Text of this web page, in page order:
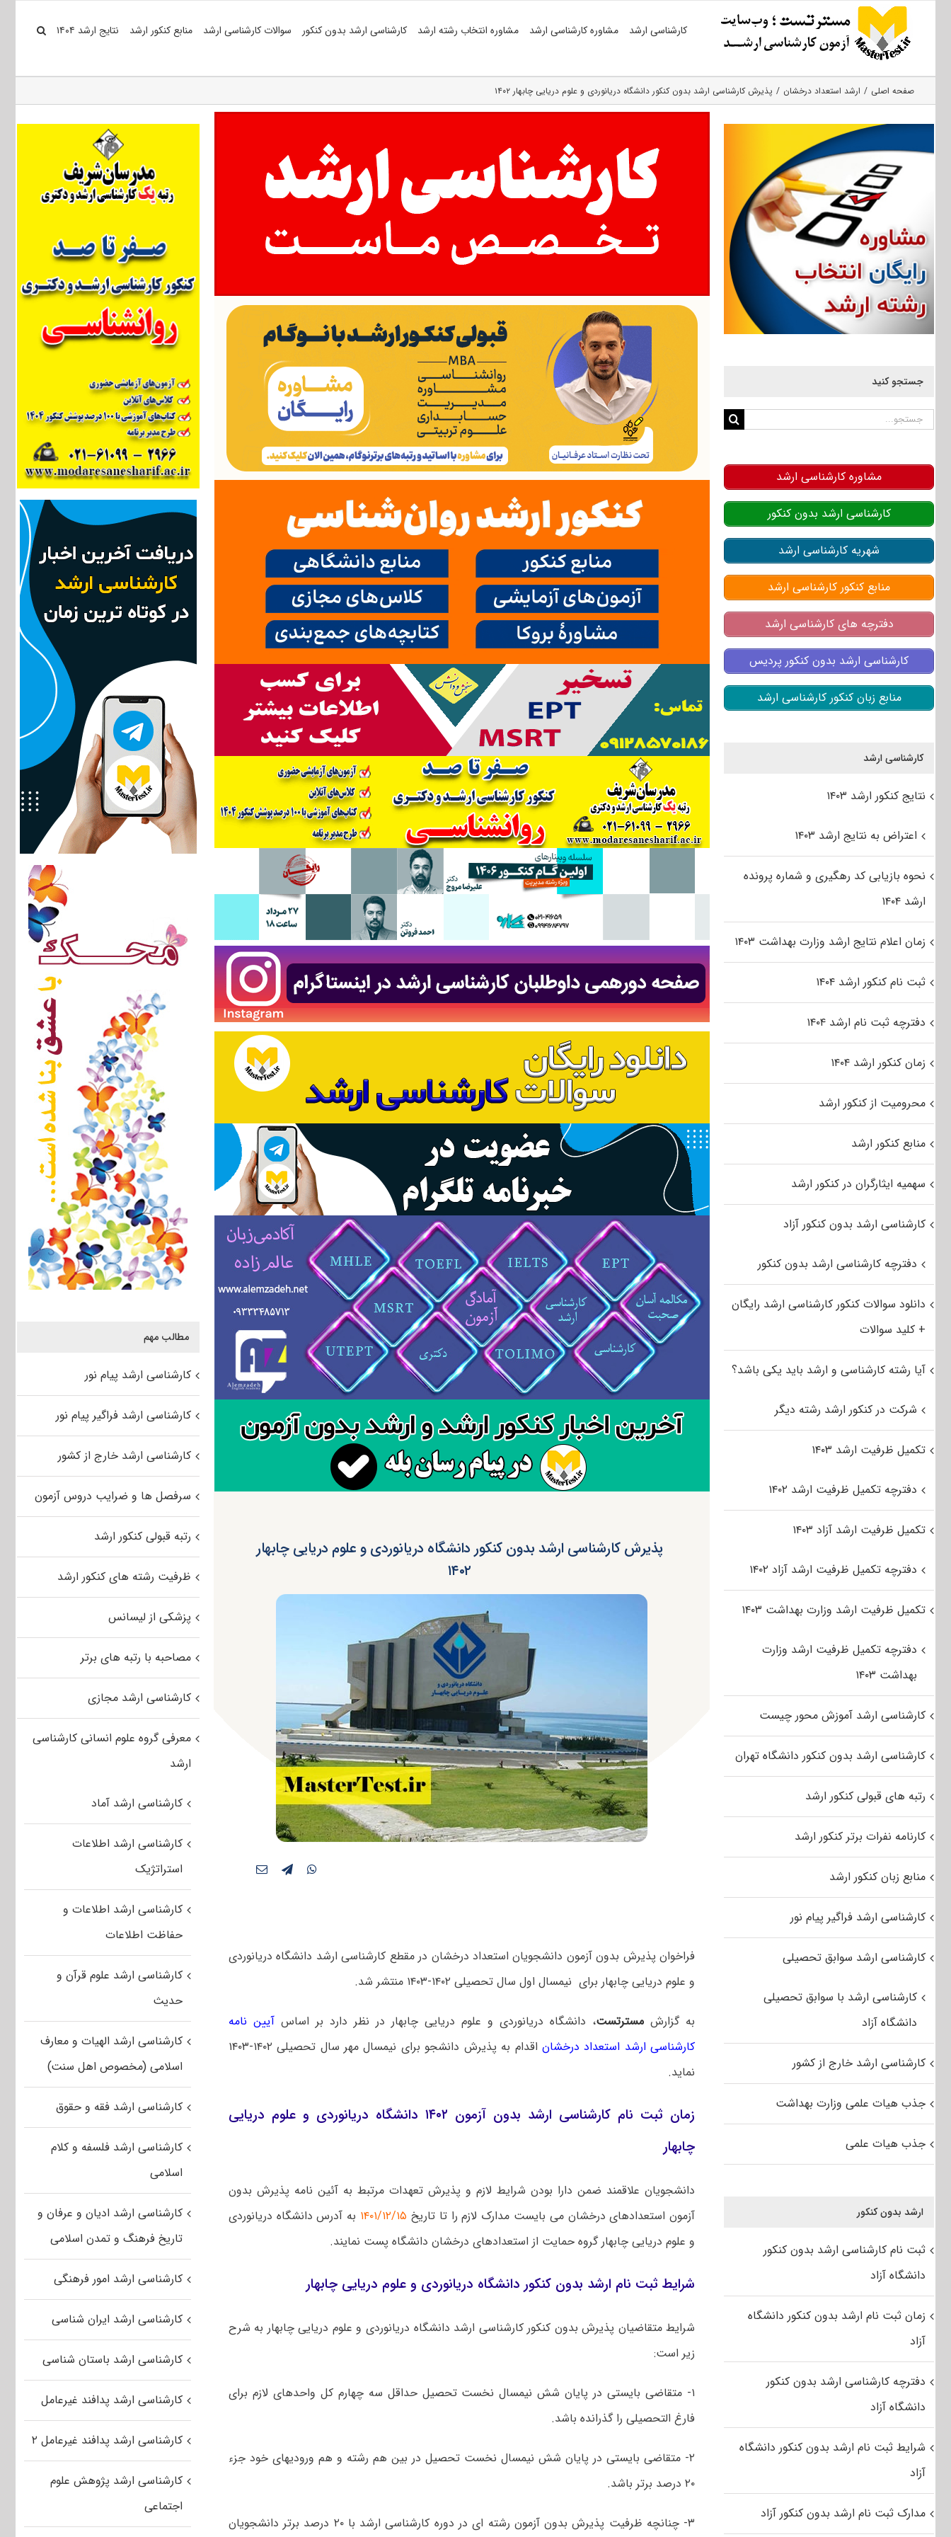
کارشناسی ارشد مشاوره کارشناسی ارشد مشاوره انتخاب رشته ارشد کارشناسی ارشد بدون کنکور سوالات کارشناسی ارشد منابع کنکور ارشد نتایج ارشد ۱۴۰۴
صفحه اصلی ارشد استعداد درخشان پذیرش کارشناسی ارشد بدون کنکور دانشگاه دریانوردی و علوم دریایی چابهار ۱۴۰۲
پذیرش کارشناسی ارشد بدون کنکور دانشگاه دریانوردی و علوم دریایی چابهار
۱۴۰۲
فراخوان پذیرش بدون آزمون دانشجویان استعداد درخشان در مقطع کارشناسی ارشد دانشگاه دریانوردی
و علوم دریایی چابهار برای نیمسال اول سال تحصیلی ۱۴۰۲-۱۴۰۳ منتشر شد.
به گزارش مسترتست، دانشگاه دریانوردی و علوم دریایی چابهار در نظر دارد بر اساسآیین نامه
کارشناسی ارشد استعداد درخشان
اقدام به پذیرش دانشجو برای نیمسال مهر سال تحصیلی ۱۴۰۲-۱۴۰۳
نماید.
زمان ثبت نام کارشناسی ارشد بدون آزمون ۱۴۰۲ دانشگاه دریانوردی و علوم دریایی
چابهار
دانشجویان علاقمند ضمن دارا بودن شرایط لازم و پذیرش تعهدات مرتبط به آئین نامه پذیرش بدون
آزمون استعدادهای درخشان می بایست مدارک لازم را تا تاریخ ۱۴۰۱/۱۲/۱۵ به آدرس دانشگاه دریانوردی
و علوم دریایی چابهار گروه حمایت از استعدادهای درخشان دانشگاه پست نمایند.
شرایط ثبت نام ارشد بدون کنکور دانشگاه دریانوردی و علوم دریایی چابهار
شرایط متقاضیان پذیرش بدون کنکور کارشناسی ارشد دانشگاه دریانوردی و علوم دریایی چابهار به شرح
زیر است:
۱- متقاضی بایستی در پایان شش نیمسال نخست تحصیل حداقل سه چهارم کل واحدهای لازم برای
فارغ التحصیلی را گذرانده باشد.
۲- متقاضی بایستی در پایان شش نیمسال نخست تحصیل در بین هم رشته و هم ورودیهای خود جزء
۲۰ درصد برتر باشد.
۳- چنانچه ظرفیت پذیرش بدون آزمون رشته ای در دوره کارشناسی ارشد با ۲۰ درصد برتر دانشجویان
مطالب مهم
کارشناسی ارشد پیام نور
کارشناسی ارشد فراگیر پیام نور
کارشناسی ارشد خارج از کشور
سرفصل ها و ضرایب دروس آزمون
رتبه قبولی کنکور ارشد
ظرفیت رشته های کنکور ارشد
پزشکی از لیسانس
مصاحبه با رتبه های برتر
کارشناسی ارشد مجازی
معرفی گروه علوم انسانی کارشناسی
ارشد
کارشناسی ارشد آماد
کارشناسی ارشد اطلاعات
استراتژیک
کارشناسی ارشد اطلاعات و
حفاظت اطلاعات
کارشناسی ارشد علوم قرآن و
حدیث
کارشناسی ارشد الهیات و معارف
اسلامی (مخصوص اهل سنت)
کارشناسی ارشد فقه و حقوق
کارشناسی ارشد فلسفه و کلام
اسلامی
کارشناسی ارشد ادیان و عرفان و
تاریخ فرهنگ و تمدن اسلامی
کارشناسی ارشد امور فرهنگی
کارشناسی ارشد ایران شناسی
کارشناسی ارشد باستان شناسی
کارشناسی ارشد پدافند غیرعامل
کارشناسی ارشد پدافند غیرعامل ۲
کارشناسی ارشد پژوهش علوم
اجتماعی
جستجو کنید
جستجو
مشاوره کارشناسی ارشد
کارشناسی ارشد بدون کنکور
شهریه کارشناسی ارشد
منابع کنکور کارشناسی ارشد
دفترچه های کارشناسی ارشد
کارشناسی ارشد بدون کنکور پردیس
منابع زبان کنکور کارشناسی ارشد
کارشناسی ارشد
نتایج کنکور ارشد ۱۴۰۳
اعتراض به نتایج ارشد ۱۴۰۳
نحوه بازیابی کد رهگیری و شماره پرونده
ارشد ۱۴۰۴
زمان اعلام نتایج ارشد وزارت بهداشت ۱۴۰۳
ثبت نام کنکور ارشد ۱۴۰۴
دفترچه ثبت نام ارشد ۱۴۰۴
زمان کنکور ارشد ۱۴۰۴
محرومیت از کنکور ارشد
منابع کنکور ارشد
سهمیه ایثارگران در کنکور ارشد
کارشناسی ارشد بدون کنکور آزاد
دفترچه کارشناسی ارشد بدون کنکور
دانلود سوالات کنکور کارشناسی ارشد رایگان
+ کلید سوالات
آیا رشته کارشناسی و ارشد باید یکی باشد؟
شرکت در کنکور ارشد رشته دیگر
تکمیل ظرفیت ارشد ۱۴۰۳
دفترچه تکمیل ظرفیت ارشد ۱۴۰۲
تکمیل ظرفیت ارشد آزاد ۱۴۰۳
دفترچه تکمیل ظرفیت ارشد آزاد ۱۴۰۲
تکمیل ظرفیت ارشد وزارت بهداشت ۱۴۰۳
دفترچه تکمیل ظرفیت ارشد وزارت
بهداشت ۱۴۰۳
کارشناسی ارشد آموزش محور چیست
کارشناسی ارشد بدون کنکور دانشگاه تهران
رتبه های قبولی کنکور ارشد
کارنامه نفرات برتر کنکور ارشد
منابع زبان کنکور ارشد
کارشناسی ارشد فراگیر پیام نور
کارشناسی ارشد سوابق تحصیلی
کارشناسی ارشد با سوابق تحصیلی
دانشگاه آزاد
کارشناسی ارشد خارج از کشور
جذب هیات علمی وزارت بهداشت
جذب هیات علمی
ارشد بدون کنکور
ثبت نام کارشناسی ارشد بدون کنکور
دانشگاه آزاد
زمان ثبت نام ارشد بدون کنکور دانشگاه
آزاد
دفترچه کارشناسی ارشد بدون کنکور
دانشگاه آزاد
شرایط ثبت نام ارشد بدون کنکور دانشگاه
آزاد
مدارک ثبت نام ارشد بدون کنکور آزاد